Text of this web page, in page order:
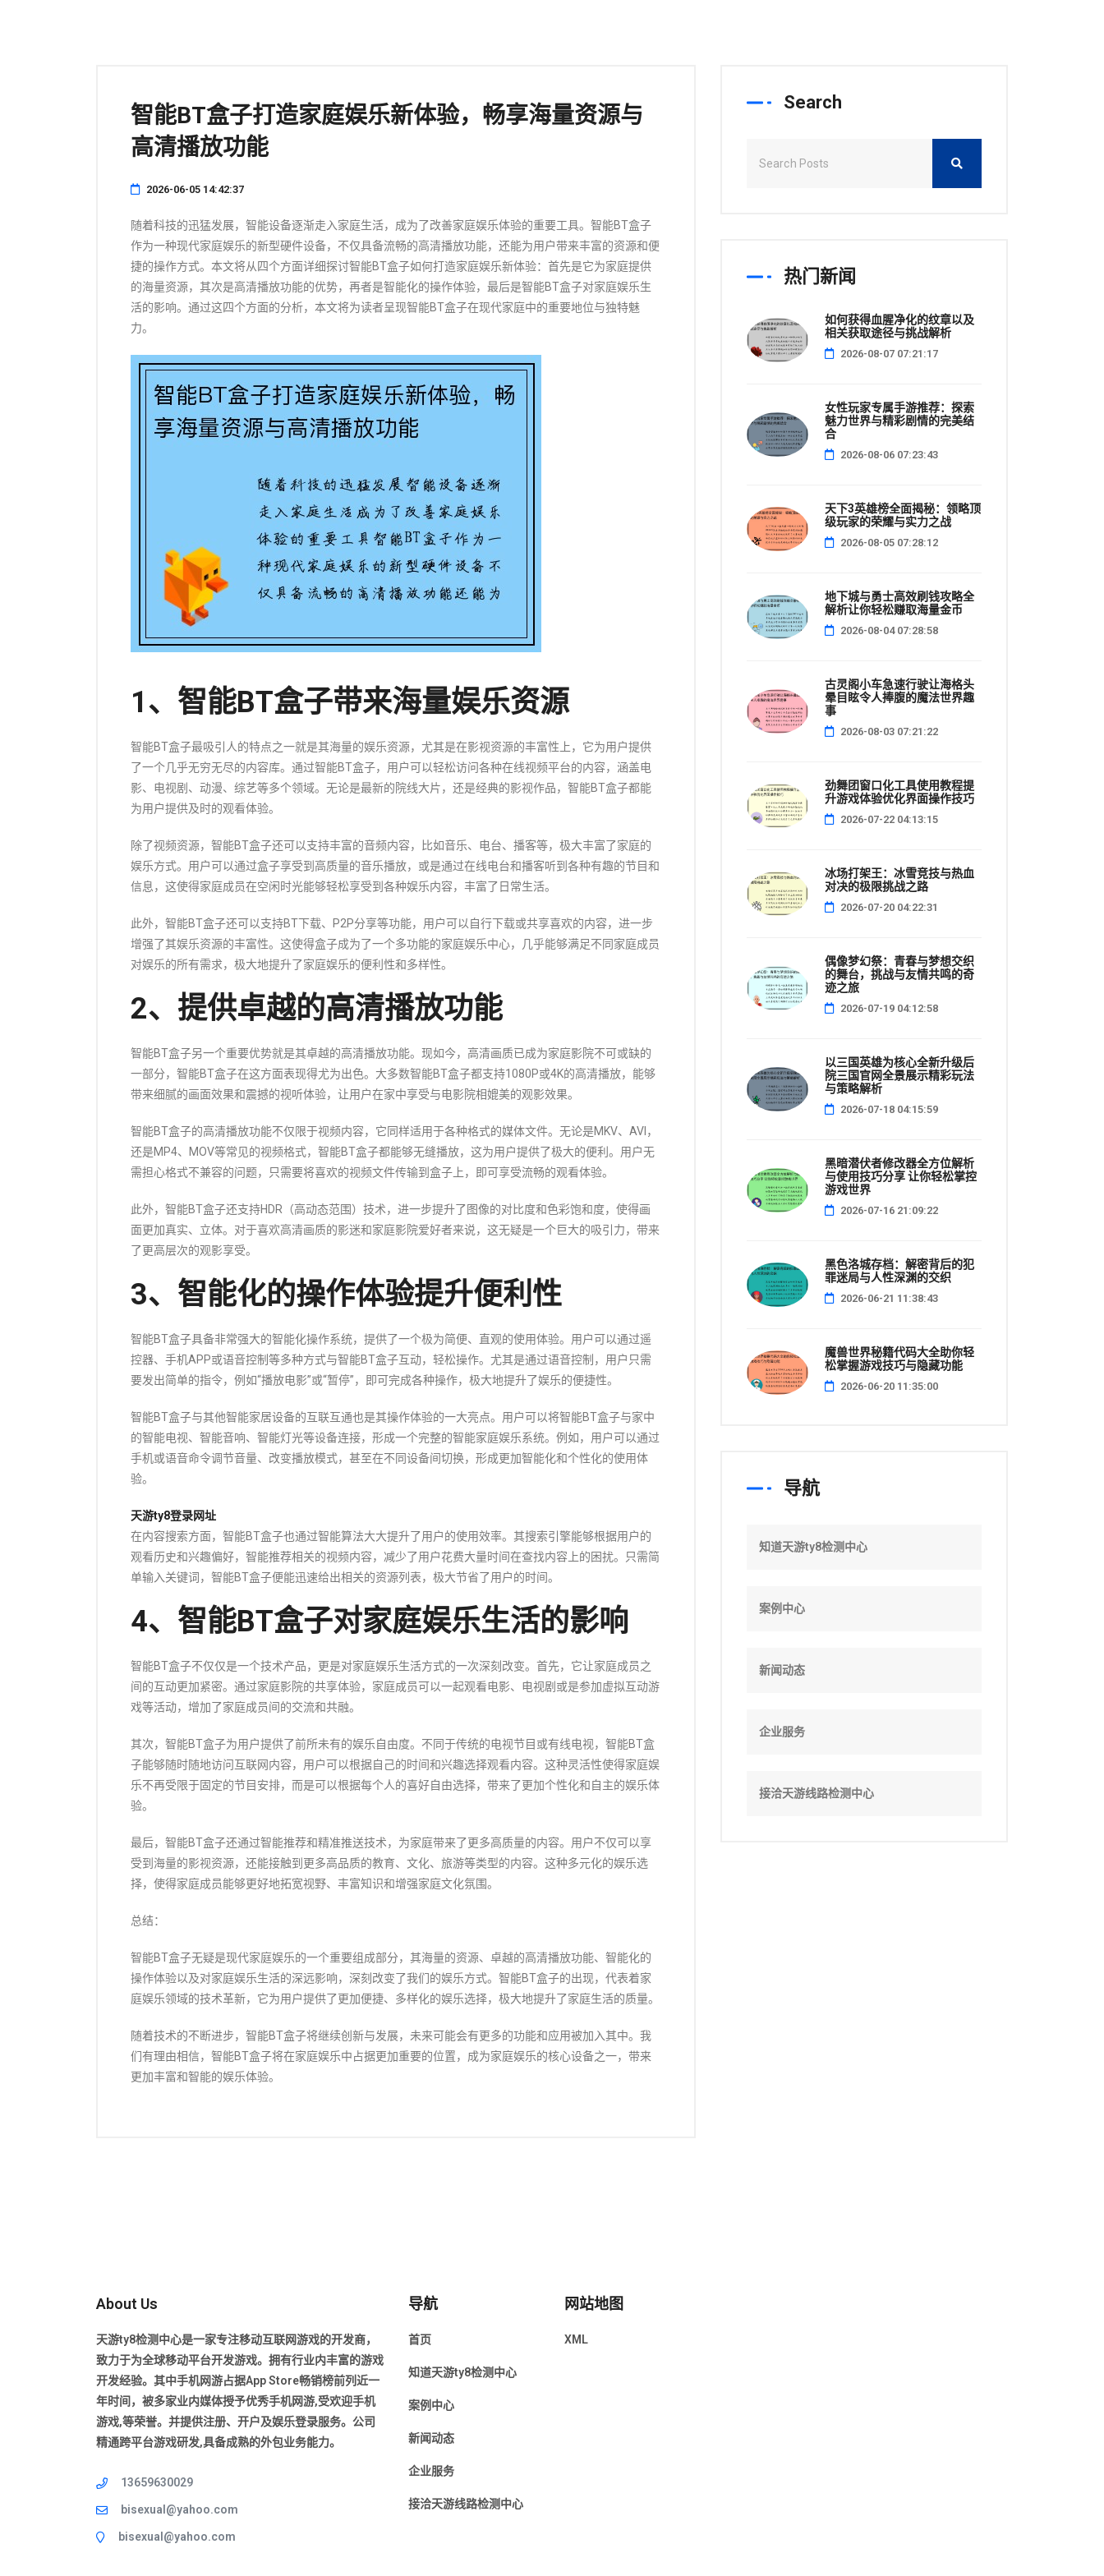
智能BT盒子打造家庭娱乐新体验，畅享海量资源与
高清播放功能
2026-06-05 14:42:37
随着科技的迅猛发展，智能设备逐渐走入家庭生活，成为了改善家庭娱乐体验的重要工具。智能BT盒子
作为一种现代家庭娱乐的新型硬件设备，不仅具备流畅的高清播放功能，还能为用户带来丰富的资源和便
捷的操作方式。本文将从四个方面详细探讨智能BT盒子如何打造家庭娱乐新体验：首先是它为家庭提供
的海量资源，其次是高清播放功能的优势，再者是智能化的操作体验，最后是智能BT盒子对家庭娱乐生
活的影响。通过这四个方面的分析，本文将为读者呈现智能BT盒子在现代家庭中的重要地位与独特魅
力。
1、智能BT盒子带来海量娱乐资源
智能BT盒子最吸引人的特点之一就是其海量的娱乐资源，尤其是在影视资源的丰富性上，它为用户提供
了一个几乎无穷无尽的内容库。通过智能BT盒子，用户可以轻松访问各种在线视频平台的内容，涵盖电
影、电视剧、动漫、综艺等多个领域。无论是最新的院线大片，还是经典的影视作品，智能BT盒子都能
为用户提供及时的观看体验。
除了视频资源，智能BT盒子还可以支持丰富的音频内容，比如音乐、电台、播客等，极大丰富了家庭的
娱乐方式。用户可以通过盒子享受到高质量的音乐播放，或是通过在线电台和播客听到各种有趣的节目和
信息，这使得家庭成员在空闲时光能够轻松享受到各种娱乐内容，丰富了日常生活。
此外，智能BT盒子还可以支持BT下载、P2P分享等功能，用户可以自行下载或共享喜欢的内容，进一步
增强了其娱乐资源的丰富性。这使得盒子成为了一个多功能的家庭娱乐中心，几乎能够满足不同家庭成员
对娱乐的所有需求，极大地提升了家庭娱乐的便利性和多样性。
2、提供卓越的高清播放功能
智能BT盒子另一个重要优势就是其卓越的高清播放功能。现如今，高清画质已成为家庭影院不可或缺的
一部分，智能BT盒子在这方面表现得尤为出色。大多数智能BT盒子都支持1080P或4K的高清播放，能够
带来细腻的画面效果和震撼的视听体验，让用户在家中享受与电影院相媲美的观影效果。
智能BT盒子的高清播放功能不仅限于视频内容，它同样适用于各种格式的媒体文件。无论是MKV、AVI，
还是MP4、MOV等常见的视频格式，智能BT盒子都能够无缝播放，这为用户提供了极大的便利。用户无
需担心格式不兼容的问题，只需要将喜欢的视频文件传输到盒子上，即可享受流畅的观看体验。
此外，智能BT盒子还支持HDR（高动态范围）技术，进一步提升了图像的对比度和色彩饱和度，使得画
面更加真实、立体。对于喜欢高清画质的影迷和家庭影院爱好者来说，这无疑是一个巨大的吸引力，带来
了更高层次的观影享受。
3、智能化的操作体验提升便利性
智能BT盒子具备非常强大的智能化操作系统，提供了一个极为简便、直观的使用体验。用户可以通过遥
控器、手机APP或语音控制等多种方式与智能BT盒子互动，轻松操作。尤其是通过语音控制，用户只需
要发出简单的指令，例如“播放电影”或“暂停”，即可完成各种操作，极大地提升了娱乐的便捷性。
智能BT盒子与其他智能家居设备的互联互通也是其操作体验的一大亮点。用户可以将智能BT盒子与家中
的智能电视、智能音响、智能灯光等设备连接，形成一个完整的智能家庭娱乐系统。例如，用户可以通过
手机或语音命令调节音量、改变播放模式，甚至在不同设备间切换，形成更加智能化和个性化的使用体
验。
天游ty8登录网址
在内容搜索方面，智能BT盒子也通过智能算法大大提升了用户的使用效率。其搜索引擎能够根据用户的
观看历史和兴趣偏好，智能推荐相关的视频内容，减少了用户花费大量时间在查找内容上的困扰。只需简
单输入关键词，智能BT盒子便能迅速给出相关的资源列表，极大节省了用户的时间。
4、智能BT盒子对家庭娱乐生活的影响
智能BT盒子不仅仅是一个技术产品，更是对家庭娱乐生活方式的一次深刻改变。首先，它让家庭成员之
间的互动更加紧密。通过家庭影院的共享体验，家庭成员可以一起观看电影、电视剧或是参加虚拟互动游
戏等活动，增加了家庭成员间的交流和共融。
其次，智能BT盒子为用户提供了前所未有的娱乐自由度。不同于传统的电视节目或有线电视，智能BT盒
子能够随时随地访问互联网内容，用户可以根据自己的时间和兴趣选择观看内容。这种灵活性使得家庭娱
乐不再受限于固定的节目安排，而是可以根据每个人的喜好自由选择，带来了更加个性化和自主的娱乐体
验。
最后，智能BT盒子还通过智能推荐和精准推送技术，为家庭带来了更多高质量的内容。用户不仅可以享
受到海量的影视资源，还能接触到更多高品质的教育、文化、旅游等类型的内容。这种多元化的娱乐选
择，使得家庭成员能够更好地拓宽视野、丰富知识和增强家庭文化氛围。
总结：
智能BT盒子无疑是现代家庭娱乐的一个重要组成部分，其海量的资源、卓越的高清播放功能、智能化的
操作体验以及对家庭娱乐生活的深远影响，深刻改变了我们的娱乐方式。智能BT盒子的出现，代表着家
庭娱乐领域的技术革新，它为用户提供了更加便捷、多样化的娱乐选择，极大地提升了家庭生活的质量。
随着技术的不断进步，智能BT盒子将继续创新与发展，未来可能会有更多的功能和应用被加入其中。我
们有理由相信，智能BT盒子将在家庭娱乐中占据更加重要的位置，成为家庭娱乐的核心设备之一，带来
更加丰富和智能的娱乐体验。
Search
热门新闻
如何获得血腥净化的纹章以及
相关获取途径与挑战解析
2026-08-07 07:21:17
女性玩家专属手游推荐：探索
魅力世界与精彩剧情的完美结
合
2026-08-06 07:23:43
天下3英雄榜全面揭秘：领略顶
级玩家的荣耀与实力之战
2026-08-05 07:28:12
地下城与勇士高效刷钱攻略全
解析让你轻松赚取海量金币
2026-08-04 07:28:58
古灵阁小车急速行驶让海格头
晕目眩令人捧腹的魔法世界趣
事
2026-08-03 07:21:22
劲舞团窗口化工具使用教程提
升游戏体验优化界面操作技巧
2026-07-22 04:13:15
冰场打架王：冰雪竞技与热血
对决的极限挑战之路
2026-07-20 04:22:31
偶像梦幻祭：青春与梦想交织
的舞台，挑战与友情共鸣的奇
迹之旅
2026-07-19 04:12:58
以三国英雄为核心全新升级后
院三国官网全景展示精彩玩法
与策略解析
2026-07-18 04:15:59
黑暗潜伏者修改器全方位解析
与使用技巧分享 让你轻松掌控
游戏世界
2026-07-16 21:09:22
黑色洛城存档：解密背后的犯
罪迷局与人性深渊的交织
2026-06-21 11:38:43
魔兽世界秘籍代码大全助你轻
松掌握游戏技巧与隐藏功能
2026-06-20 11:35:00
导航
知道天游ty8检测中心
案例中心
新闻动态
企业服务
接洽天游线路检测中心
About Us
天游ty8检测中心是一家专注移动互联网游戏的开发商，
致力于为全球移动平台开发游戏。拥有行业内丰富的游戏
开发经验。其中手机网游占据App Store畅销榜前列近一
年时间，被多家业内媒体授予优秀手机网游,受欢迎手机
游戏,等荣誉。并提供注册、开户及娱乐登录服务。公司
精通跨平台游戏研发,具备成熟的外包业务能力。
13659630029
bisexual@yahoo.com
bisexual@yahoo.com
导航
首页
知道天游ty8检测中心
案例中心
新闻动态
企业服务
接洽天游线路检测中心
网站地图
XML